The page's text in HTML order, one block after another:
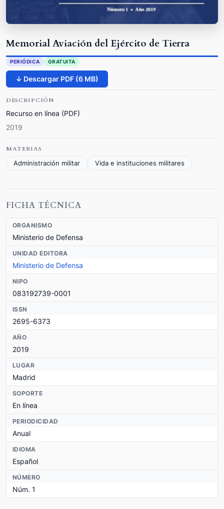
Memorial Aviación del Ejército de Tierra
PERIÓDICA GRATUITA
↓ Descargar PDF (6 MB)
DESCRIPCIÓN
Recurso en línea (PDF)
2019
MATERIAS
Administración militar
Vida e instituciones militares
FICHA TÉCNICA
ORGANISMO
Ministerio de Defensa
UNIDAD EDITORA
Ministerio de Defensa
NIPO
083192739-0001
ISSN
2695-6373
AÑO
2019
LUGAR
Madrid
SOPORTE
En línea
PERIODICIDAD
Anual
IDIOMA
Español
NÚMERO
Núm. 1